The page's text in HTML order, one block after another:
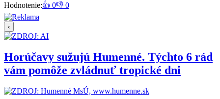
Hodnotenie:👍 0👎 0
‹
Horúčavy sužujú Humenné. Týchto 6 rád
vám pomôže zvládnuť tropické dni